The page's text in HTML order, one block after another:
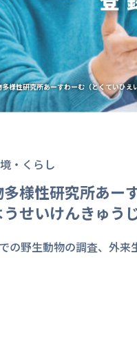
様性研究所あーすわーむ（とくていひえ
・くらし
様性研究所あー
せいけんきゅう
の野生動物の調査、外